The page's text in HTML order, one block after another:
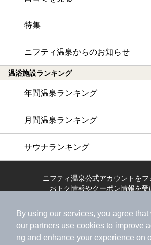
By using our services, you agree that
our partners use cookies to improve
ng and enhance your experience on
特集
ニフティ温泉からのお知らせ
温浴施設ランキング
年間温泉ランキング
月間温泉ランキング
サウナランキング
ニフティ温泉公式アカウントをフ
おトク情報やクーポン情報を受